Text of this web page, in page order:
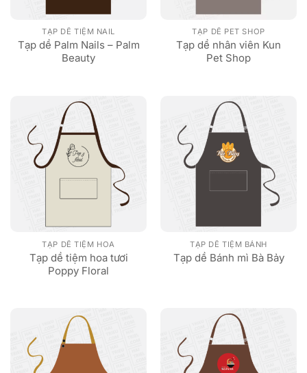
TẠP DỀ TIỆM NAIL
Tạp dề Palm Nails – Palm
Beauty
TẠP DỀ PET SHOP
Tạp dề nhân viên Kun
Pet Shop
TẠP DỀ TIỆM HOA
Tạp dề tiệm hoa tươi
Poppy Floral
TẠP DỀ TIỆM BÁNH
Tạp dề Bánh mì Bà Bảy